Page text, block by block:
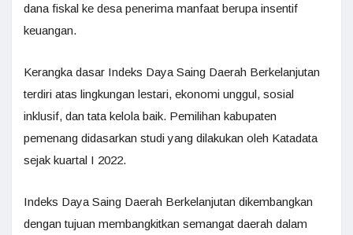
dana fiskal ke desa penerima manfaat berupa insentif
keuangan.
Kerangka dasar Indeks Daya Saing Daerah Berkelanjutan
terdiri atas lingkungan lestari, ekonomi unggul, sosial
inklusif, dan tata kelola baik. Pemilihan kabupaten
pemenang didasarkan studi yang dilakukan oleh Katadata
sejak kuartal I 2022.
Indeks Daya Saing Daerah Berkelanjutan dikembangkan
dengan tujuan membangkitkan semangat daerah dalam